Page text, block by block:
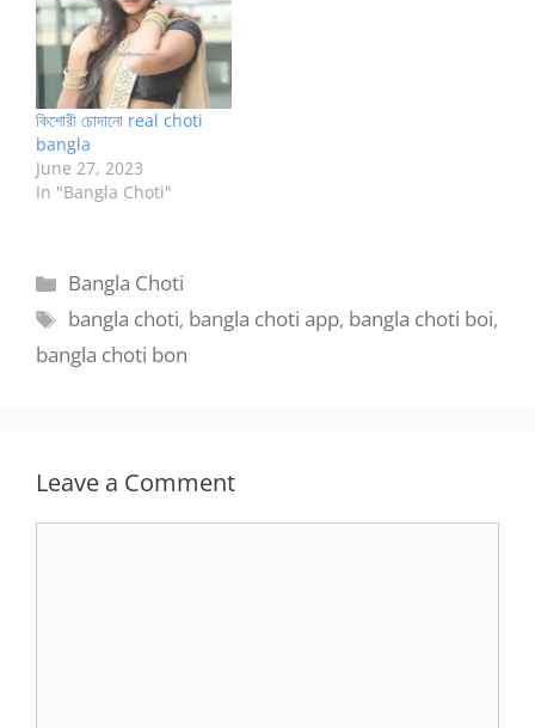
কিশোরী চোদানো real choti
bangla
June 27, 2023
In "Bangla Choti"
Categories
Bangla Choti
Tags
bangla choti, bangla choti app, bangla choti boi,
bangla choti bon
Leave a Comment